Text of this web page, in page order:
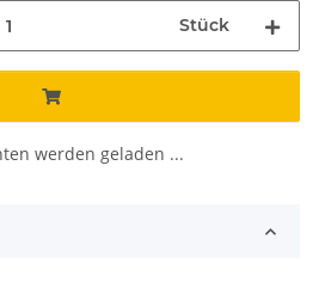
Stück
werden geladen ...